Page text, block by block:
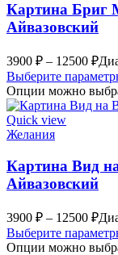
Картина Бриг
Айвазовский
3900 ₽ – 12500 ₽
Выберите
Опции можно
Quick view
Желания
Картина Вид
Айвазовский
3900 ₽ – 12500 ₽
Выберите
Опции можно